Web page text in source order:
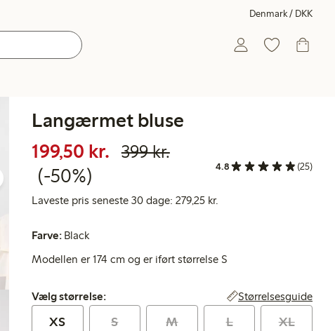
Denmark / DKK
Langærmet bluse
199,50 kr. Nedsat pris: 199,50 kr.
399 kr.Normalpris:
50 % rabat
(-50%)
4.8 (25)
Laveste pris seneste 30 dage: 279,25 kr.
Farve: Black
Modellen er 174 cm og er iført størrelse S
Vælg størrelse:
Vælg størrelse: Størrelsesguide
XS S M L XL